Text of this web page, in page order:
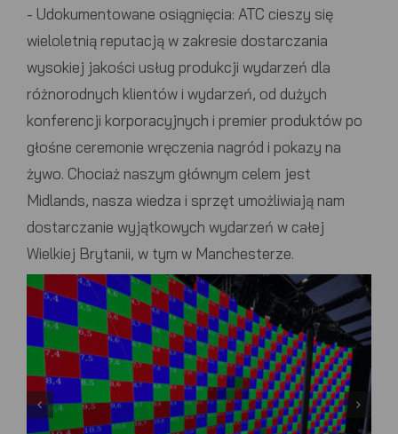
- Udokumentowane osiągnięcia: ATC cieszy się
wieloletnią reputacją w zakresie dostarczania
wysokiej jakości usług produkcji wydarzeń dla
różnorodnych klientów i wydarzeń, od dużych
konferencji korporacyjnych i premier produktów po
głośne ceremonie wręczenia nagród i pokazy na
żywo. Chociaż naszym głównym celem jest
Midlands, nasza wiedza i sprzęt umożliwiają nam
dostarczanie wyjątkowych wydarzeń w całej
Wielkiej Brytanii, w tym w Manchesterze.